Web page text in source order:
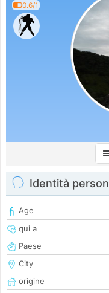
0.6/1
Identità
Age
qui a
Paese
City
origine